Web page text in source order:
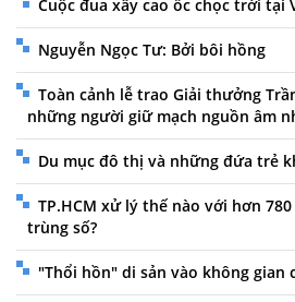
Cuộc đua xây cao ốc chọc trời tại
Nguyễn Ngọc Tư: Bởi bôi hồng
Toàn cảnh lễ trao Giải thưởng
những người giữ mạch nguồn âm
Du mục đô thị và những đứa trẻ
TP.HCM xử lý thế nào với hơn
trùng số?
"Thổi hồn" di sản vào không gian